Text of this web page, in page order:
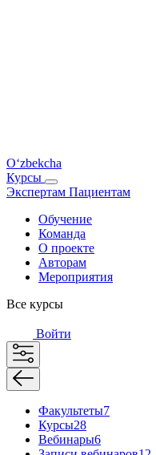
O‘zbekcha
Курсы
Экспертам Пациентам
Обучение
Команда
О проекте
Авторам
Мероприятия
Все курсы
Войти
Факультеты7
Курсы28
Вебинары6